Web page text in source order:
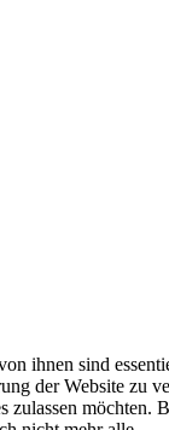
ihnen sind
der Website zu
zulassen möchten.